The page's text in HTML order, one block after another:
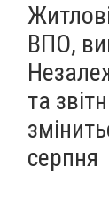
ВПО,
та
серпня